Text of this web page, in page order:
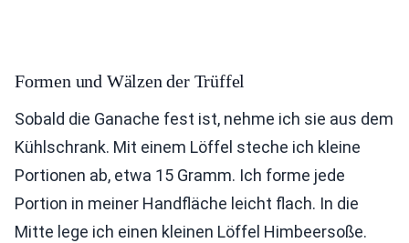
Formen und Wälzen der Trüffel
Sobald die Ganache fest ist, nehme ich sie aus dem
Kühlschrank. Mit einem Löffel steche ich kleine
Portionen ab, etwa 15 Gramm. Ich forme jede
Portion in meiner Handfläche leicht flach. In die
Mitte lege ich einen kleinen Löffel Himbeersoße.